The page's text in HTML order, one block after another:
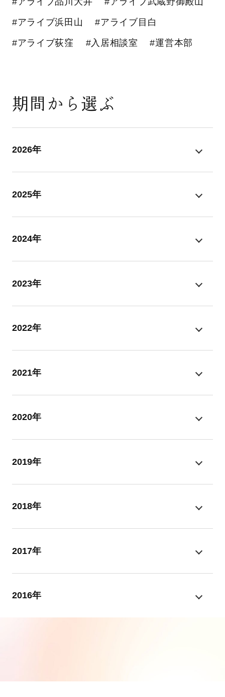
#アライブ浜田山 #アライブ目白
#アライブ荻窪 #入居相談室 #運営本部
期間から選ぶ
2026年
2025年
2024年
2023年
2022年
2021年
2020年
2019年
2018年
2017年
2016年